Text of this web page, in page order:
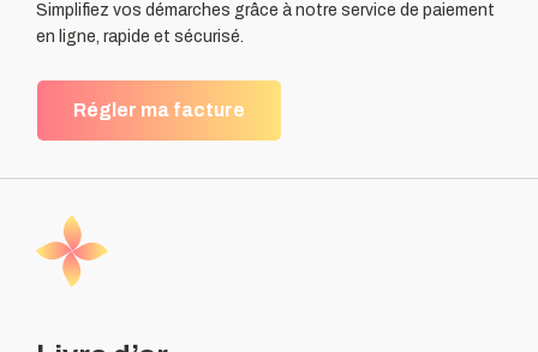
Simplifiez vos démarches grâce à notre service de paiement
en ligne, rapide et sécurisé.
Régler ma facture